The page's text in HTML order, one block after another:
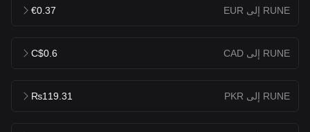
RUNE إلى EUR €0.37
RUNE إلى CAD C$0.6
RUNE إلى PKR ₨119.31